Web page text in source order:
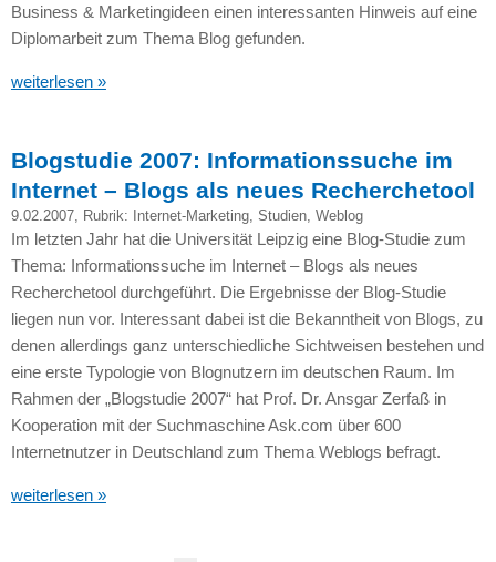
Business & Marketingideen einen interessanten Hinweis auf eine
Diplomarbeit zum Thema Blog gefunden.
weiterlesen »
Blogstudie 2007: Informationssuche im
Internet – Blogs als neues Recherchetool
9.02.2007, Rubrik: Internet-Marketing, Studien, Weblog
Im letzten Jahr hat die Universität Leipzig eine Blog-Studie zum
Thema: Informationssuche im Internet – Blogs als neues
Recherchetool durchgeführt. Die Ergebnisse der Blog-Studie
liegen nun vor. Interessant dabei ist die Bekanntheit von Blogs, zu
denen allerdings ganz unterschiedliche Sichtweisen bestehen und
eine erste Typologie von Blognutzern im deutschen Raum. Im
Rahmen der „Blogstudie 2007“ hat Prof. Dr. Ansgar Zerfaß in
Kooperation mit der Suchmaschine Ask.com über 600
Internetnutzer in Deutschland zum Thema Weblogs befragt.
weiterlesen »